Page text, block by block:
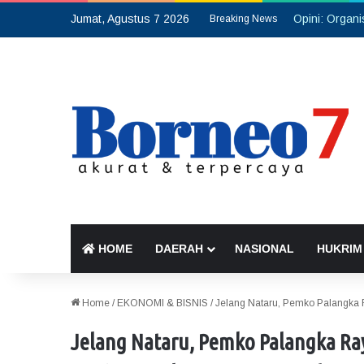
Jumat, Agustus 7 2026 Breaking News
HOME DAERAH NASIONAL HUKRIM
Home / EKONOMI & BISNIS / Jelang Nataru, Pemko Palangka
Jelang Nataru, Pemko Palangka